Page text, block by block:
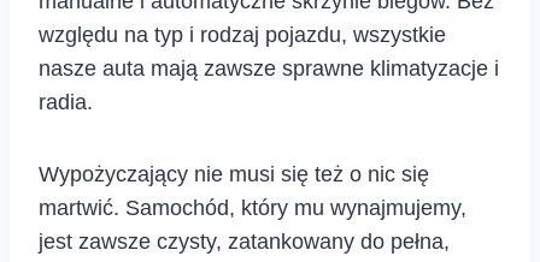
względu na typ i rodzaj pojazdu, wszystkie
nasze auta mają zawsze sprawne klimatyzacje i
radia.
Wypożyczający nie musi się też o nic się
martwić. Samochód, który mu wynajmujemy,
jest zawsze czysty, zatankowany do pełna,